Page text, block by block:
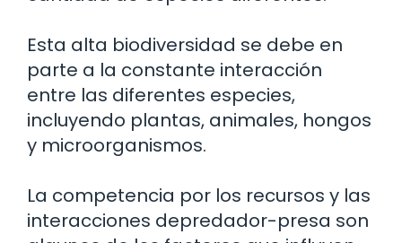
Esta alta biodiversidad se debe en
parte a la constante interacción
entre las diferentes especies,
incluyendo plantas, animales, hongos
y microorganismos.
La competencia por los recursos y las
interacciones depredador-presa son